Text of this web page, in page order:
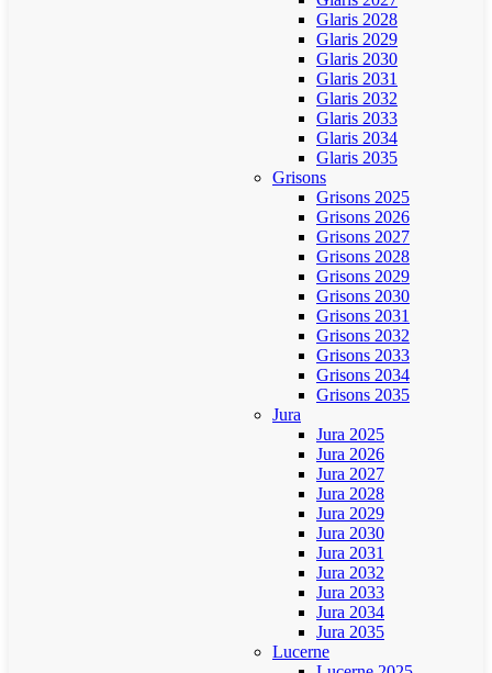
Glaris 2028
Glaris 2029
Glaris 2030
Glaris 2031
Glaris 2032
Glaris 2033
Glaris 2034
Glaris 2035
Grisons
Grisons 2025
Grisons 2026
Grisons 2027
Grisons 2028
Grisons 2029
Grisons 2030
Grisons 2031
Grisons 2032
Grisons 2033
Grisons 2034
Grisons 2035
Jura
Jura 2025
Jura 2026
Jura 2027
Jura 2028
Jura 2029
Jura 2030
Jura 2031
Jura 2032
Jura 2033
Jura 2034
Jura 2035
Lucerne